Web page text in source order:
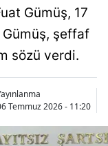
Gümüş, 17
şeffaf
sözü verdi.
Temmuz 2026 - 11:20